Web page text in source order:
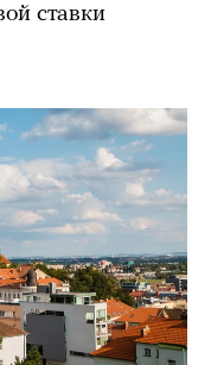
ставки